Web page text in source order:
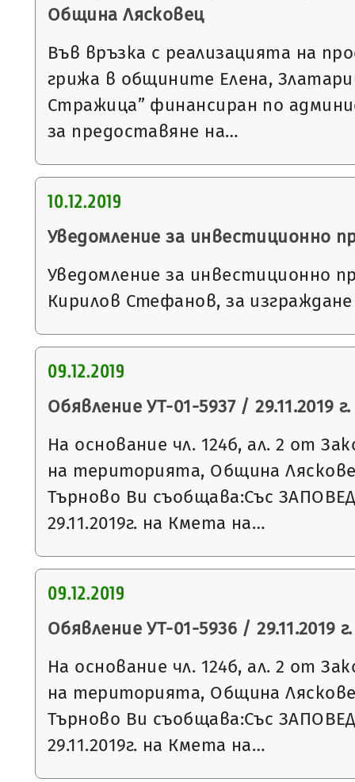
Община Лясковец
Във връзка с реализацията на
грижа в общините Елена,
Стражица” финансиран по
за предоставяне на…
10.12.2019
Уведомление за инвестиционно
Уведомление за инвестиционно
Кирилов Стефанов, за
09.12.2019
Обявление УТ-01-5937 / 29.11.2019 г.
На основание чл. 124б, ал. 2 от
на територията, Община
Търново Ви съобщава:Със
29.11.2019г. на Кмета на…
09.12.2019
Обявление УТ-01-5936 / 29.11.2019 г.
На основание чл. 124б, ал. 2 от
на територията, Община
Търново Ви съобщава:Със
29.11.2019г. на Кмета на…